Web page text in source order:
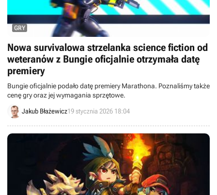
GRY
Nowa survivalowa strzelanka science fiction od
weteranów z Bungie oficjalnie otrzymała datę
premiery
Bungie oficjalnie podało datę premiery Marathona. Poznaliśmy także
cenę gry oraz jej wymagania sprzętowe.
Jakub Błażewicz19 stycznia 2026 18:04